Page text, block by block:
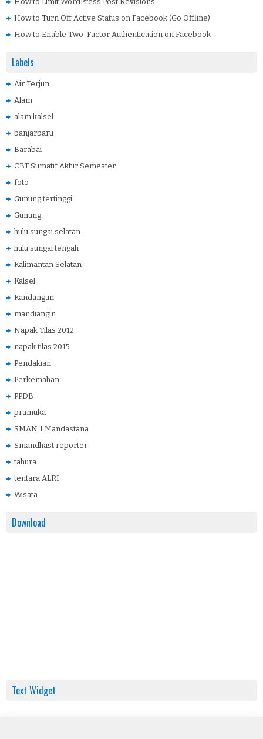
How to Turn Off Active Status on Facebook (Go Offline)
How to Enable Two-Factor Authentication on Facebook
Labels
Air Terjun
Alam
alam kalsel
banjarbaru
Barabai
CBT Sumatif Akhir Semester
foto
Gunung tertinggi
Gunung.
hulu sungai selatan
hulu sungai tengah
Kalimantan Selatan
Kalsel
Kandangan
mandiangin
Napak Tilas 2012
napak tilas 2015
Pendakian
Perkemahan
PPDB
pramuka
SMAN 1 Mandastana
Smandhast reporter
tahura
tentara ALRI
Wisata
Download
Text Widget